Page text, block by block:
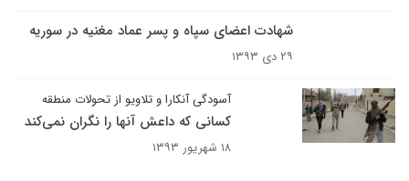
شهادت اعضای سپاه و پسر عماد مغنیه در سوریه
۲۹ دی ۱۳۹۳
آسودگی آنکارا و تلاویو از تحولات منطقه
کسانی که داعش آنها را نگران نمی‌کند
۱۸ شهریور ۱۳۹۳